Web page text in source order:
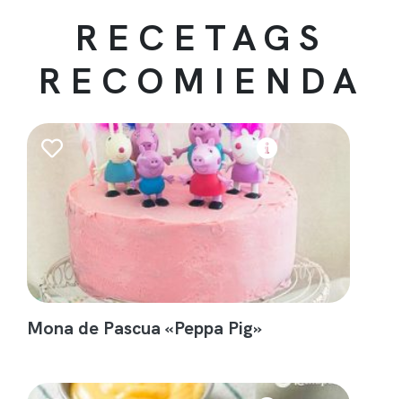
RECETAGS
RECOMIENDA
Mona de Pascua «Peppa Pig»